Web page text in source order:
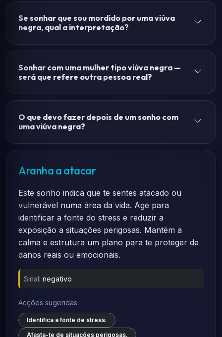
Se sonhar que sou mordido por uma viúva
negra, qual a interpretação?
Sonhar com uma mulher tipo viúva negra —
será que refere outra pessoa real?
O que devo fazer depois de um sonho com
uma viúva negra?
Aranha a atacar
Este sonho indica que te sentes atacado ou
vulnerável numa área da vida. Age para
identificar a fonte do stress e reduzir a
exposição a situações perigosas. Mantém a
calma e estrutura um plano para te proteger de
danos reais ou emocionais.
Sinal: negativo
Acções sugeridas:
Identifica a fonte de stress.
Afasta-te de situações perigosas.